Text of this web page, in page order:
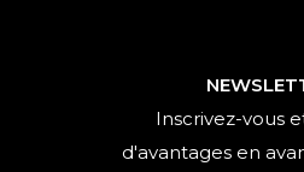
Inscrivez-vous
d'avantages en